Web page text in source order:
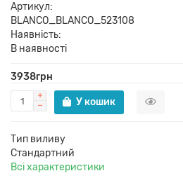
Артикул:
BLANCO_BLANCO_523108
Наявність:
В наявності
3938грн
У кошик
Тип виливу
Стандартний
Всі характеристики